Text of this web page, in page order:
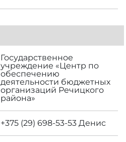
Государственное
учреждение «Центр по
обеспечению
деятельности бюджетных
организаций Речицкого
района»
+375 (29) 698-53-53 Денис